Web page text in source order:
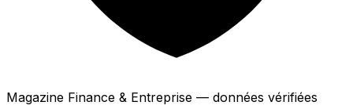
Magazine Finance & Entreprise — données vérifiées